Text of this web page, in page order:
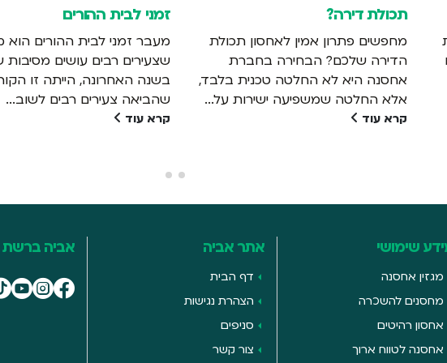
זמני לבית ההורים
מעבר זמני לבית ההורים הוא מעבר
שצעירים רבים עושים מסיבות שונות.
בשנה האחרונה, הייתה זו הקורונה
שהביאה צעירים רבים לשוב...
קרא עוד
זה נכון
בין אם אתם אנשי מקצוע
עם כלי עבודה על בסיס יומי,
אתם מבצעים תיקונים קטנים
לאופן...
קרא עוד
שימושי
מגזין אחסנה
מחסנים להשכרה
אחסון רהיטים
אחסנה לטווח ארוך
אתר אביה
דף הבית
הצהרת נגישות
סניפים
צור קשר
אביה ברשת